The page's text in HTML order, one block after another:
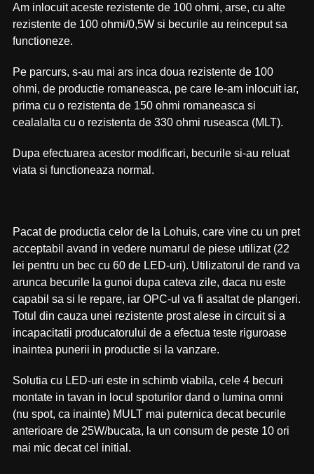
Am inlocuit aceste rezistente de 100 ohmi, arse, cu alte
rezistente de 100 ohmi/0,5W si becurile au reinceput sa
functioneze.
Pe parcurs, s-au mai ars inca doua rezistente de 100
ohmi, de productie romaneasca, pe care le-am inlocuit iar,
prima cu o rezistenta de 150 ohmi romaneasca si
cealalalta cu o rezistenta de 330 ohmi ruseasca (MLT).
Dupa efectuarea acestor modificari, becurile si-au reluat
viata si functioneaza normal.
Pacat de productia celor de la Lohuis, care vine cu un pret
acceptabil avand in vedere numarul de piese utilizat (22
lei pentru un bec cu 60 de LED-uri). Utilizatorul de rand va
arunca becurile la gunoi dupa cateva zile, daca nu este
capabil sa si le repare, iar OPC-ul va fi asaltat de plangeri.
Totul din cauza unei rezistente prost alese in circuit si a
incapacitatii producatorului de a efectua teste riguroase
inaintea punerii in productie si la vanzare.
Solutia cu LED-uri este in schimb viabila, cele 4 becuri
montate in tavan in locul spoturilor dand o lumina omni
(nu spot, ca inainte) MULT mai puternica decat becurile
anterioare de 25W/bucata, la un consum de peste 10 ori
mai mic decat cel initial.